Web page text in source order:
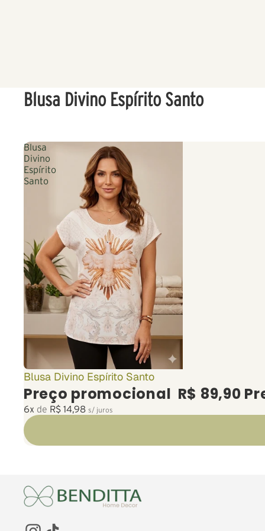
Blusa Divino Espírito Santo
Blusa
Divino
Espírito
Santo
Esgotado
Blusa Divino Espírito Santo
Preço promocional R$ 89,90
6x de R$ 14,98 s/ juros